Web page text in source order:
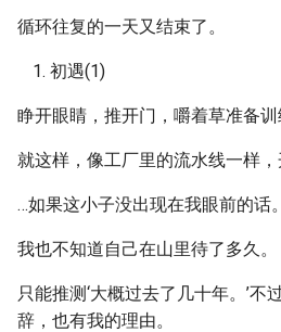
循环往复的一天又结束了。
初遇(1)
睁开眼睛，推开门，嚼着草准备训
就这样，像工厂里的流水线一样，
…如果这小子没出现在我眼前的话。
我也不知道自己在山里待了多久。
只能推测‘大概过去了几十年。’不
辞，也有我的理由。